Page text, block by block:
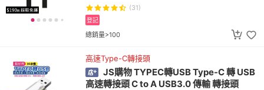
(31)
總銷量>100
登記
高速Type-C轉接頭
JS購物 TYPEC轉USB Type-C 轉 USB
高速轉接頭 C to A USB3.0 傳輸 轉接頭